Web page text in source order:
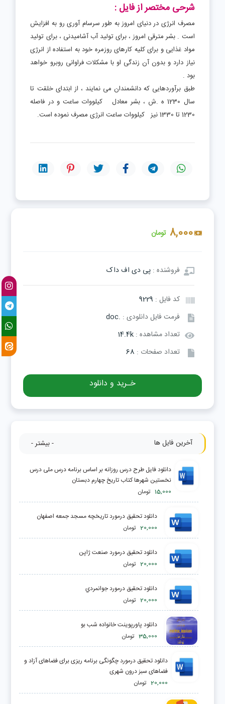
8,000 تومان
فروشنده :پی دی اف داک
کد فایل : 9229
فرمت فایل دانلودی : .doc
تعداد مشاهده :14.4k
تعداد صفحات : 68
خـرید و دانلود
آخرین فایل ها - بیشتر -
دانلود فایل طرح درس روزانه بر اساس برنامه درس ملی درس
نخستین شهرها کتاب تاریخ چهارم دبستان
15,000 تومان
دانلود تحقیق درمورد تاريخچه مسجد جمعه اصفهان
20,000 تومان
دانلود تحقیق درمورد صنعت ژاپن
20,000 تومان
دانلود تحقیق درمورد جوانمردي
20,000 تومان
دانلود پاورپوینت خانواده شب بو
35,000 تومان
دانلود تحقیق درمورد چگونگی برنامه ریزی برای فضاهای آزاد و
فضاهای سبز درون شهری
20,000 تومان
شرحی مختصر از فایل :
مصرف انرژی در دنیای امروز به طور سرسام آوری رو به افزایش
است . بشر مترقی امروز ، برای تولید آب آشامیدنی ، برای تولید
مواد غذایی و برای کلیه کارهای روزمره خود به استفاده از انرژی
نیاز دارد و بدون آن زندگی او با مشکلات فراوانی روبرو خواهد
بود .
طبق برآوردهایی که دانشمندان می نمایند ، از ابتدای خلقت تا
سال 1230 ه .ش ، بشر معادل کیلووات ساعت و در فاصله
1230 تا 1330 نیز کیلووات ساعت انرژی مصرف نموده است.